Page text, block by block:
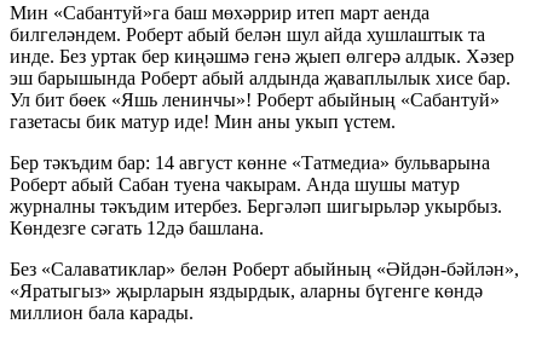
Мин «Сабантуй»га баш мөхәррир итеп март аенда
билгеләндем. Роберт абый белән шул айда хушлаштык та
инде. Без уртак бер киңәшмә генә җыеп өлгерә алдык. Хәзер
эш барышында Роберт абый алдында җаваплылык хисе бар.
Ул бит бөек «Яшь ленинчы»! Роберт абыйның «Сабантуй»
газетасы бик матур иде! Мин аны укып үстем.
Бер тәкъдим бар: 14 август көнне «Татмедиа» бульварына
Роберт абый Сабан туена чакырам. Анда шушы матур
журналны тәкъдим итербез. Бергәләп шигырьләр укырбыз.
Көндезге сәгать 12дә башлана.
Без «Салаватиклар» белән Роберт абыйның «Әйдән-бәйлән»,
«Яратыгыз» җырларын яздырдык, аларны бүгенге көндә
миллион бала карады.